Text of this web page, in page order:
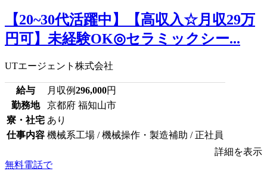
【20~30代活躍中】【高収入☆月収29万
円可】未経験OK◎セラミックシー...
UTエージェント株式会社
給与 月収例296,000円
勤務地
京都府 福知山市
寮・社宅 あり
仕事内容 機械系工場 / 機械操作・製造補助 / 正社員
詳細を表示
無料電話で